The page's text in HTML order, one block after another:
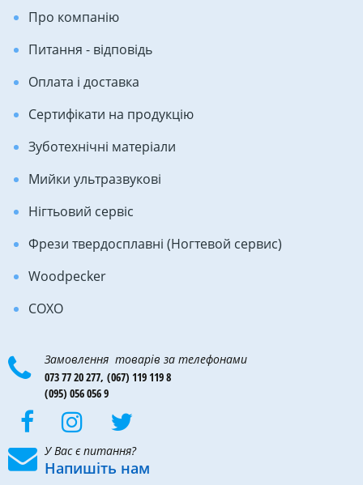
Про компанію
Питання - відповідь
Оплата і доставка
Сертифікати на продукцію
Зуботехнічні матеріали
Мийки ультразвукові
Нігтьовий сервіс
Фрези твердосплавні (Ногтевой сервис)
Woodpecker
COXO
Замовлення товарів за телефонами
073 77 20 277, (067) 119 119 8
(095) 056 056 9
У Вас є питання?
Напишіть нам